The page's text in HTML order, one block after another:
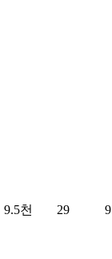
9.5천 29 9